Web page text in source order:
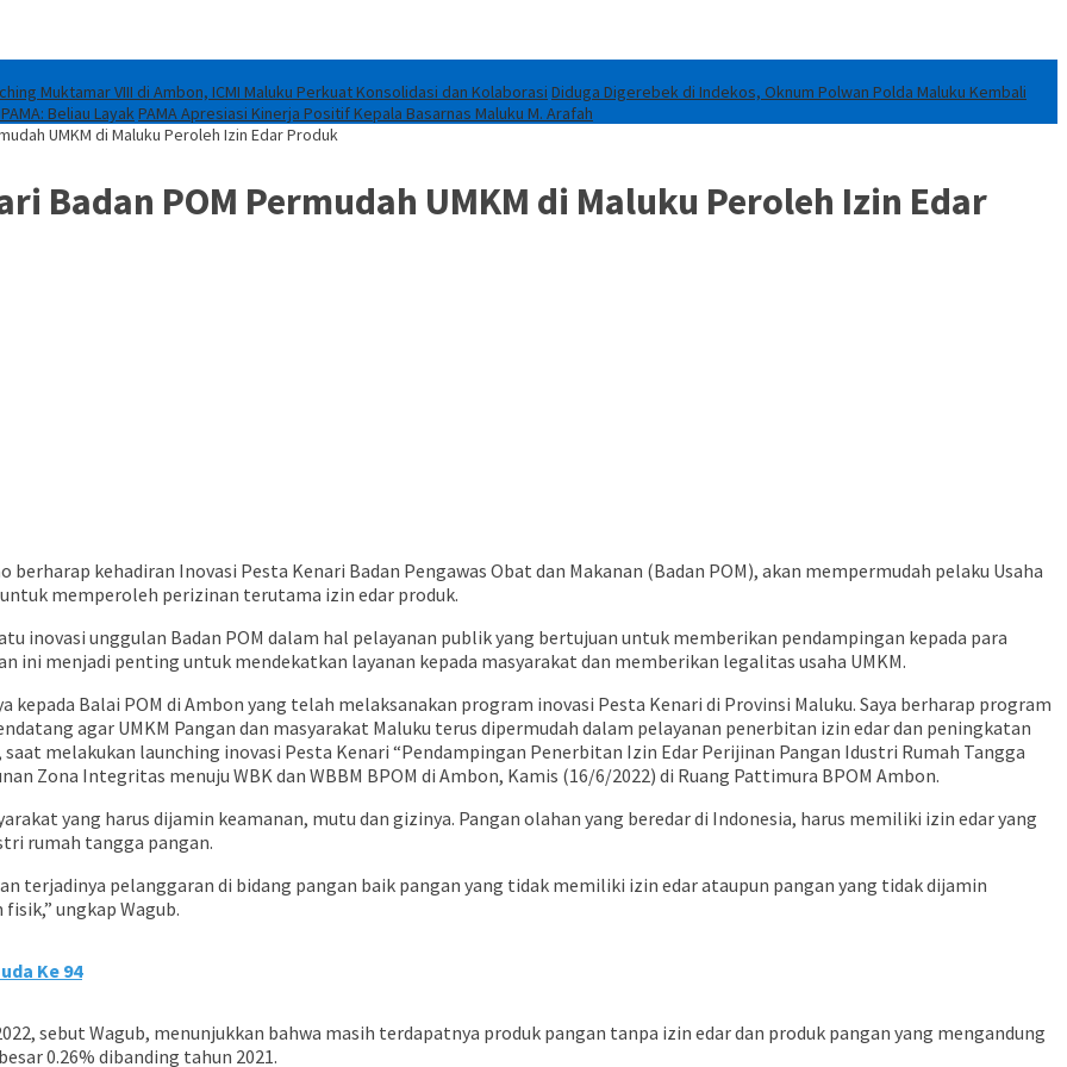
Muktamar VIII di Ambon, ICMI Maluku Perkuat Konsolidasi dan Kolaborasi Diduga Digerebek di Indekos, Oknum Polwan Polda Maluku Kembali
Beliau LayakPAMA Apresiasi Kinerja Positif Kepala Basarnas Maluku M. Arafah
UMKM di Maluku Peroleh Izin Edar Produk
Badan POM Permudah UMKM di Maluku Peroleh Izin Edar
kehadiran Inovasi Pesta Kenari Badan Pengawas Obat dan Makanan (Badan POM), akan mempermudah pelaku Usaha
memperoleh perizinan terutama izin edar produk.
inovasi unggulan Badan POM dalam hal pelayanan publik yang bertujuan untuk memberikan pendampingan kepada para
ini menjadi penting untuk mendekatkan layanan kepada masyarakat dan memberikan legalitas usaha UMKM.
Balai POM di Ambon yang telah melaksanakan program inovasi Pesta Kenari di Provinsi Maluku. Saya berharap program
agar UMKM Pangan dan masyarakat Maluku terus dipermudah dalam pelayanan penerbitan izin edar dan peningkatan
melakukan launching inovasi Pesta Kenari “Pendampingan Penerbitan Izin Edar Perijinan Pangan Idustri Rumah Tangga
Zona Integritas menuju WBK dan WBBM BPOM di Ambon, Kamis (16/6/2022) di Ruang Pattimura BPOM Ambon.
yang harus dijamin keamanan, mutu dan gizinya. Pangan olahan yang beredar di Indonesia, harus memiliki izin edar yang
rumah tangga pangan.
terjadinya pelanggaran di bidang pangan baik pangan yang tidak memiliki izin edar ataupun pangan yang tidak dijamin
ungkap Wagub.
Ke 94
sebut Wagub, menunjukkan bahwa masih terdapatnya produk pangan tanpa izin edar dan produk pangan yang mengandung
0.26% dibanding tahun 2021.